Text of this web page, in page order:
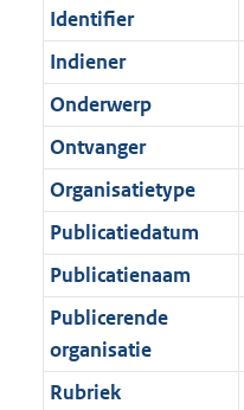
a
a
m
a
a
t
r
m
a
a
t
o
r
m
a
a
t
Identifier
Indiener
Onderwerp
Ontvanger
Organisatietype
Publicatiedatum
Publicatienaam
Publicerende
organisatie
Rubriek